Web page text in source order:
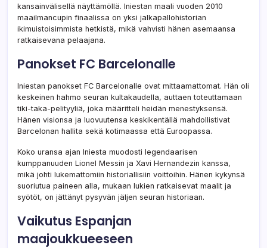
kansainvälisellä näyttämöllä. Iniestan maali vuoden 2010
maailmancupin finaalissa on yksi jalkapallohistorian
ikimuistoisimmista hetkistä, mikä vahvisti hänen asemaansa
ratkaisevana pelaajana.
Panokset FC Barcelonalle
Iniestan panokset FC Barcelonalle ovat mittaamattomat. Hän oli
keskeinen hahmo seuran kultakaudella, auttaen toteuttamaan
tiki-taka-pelityyliä, joka määritteli heidän menestyksensä.
Hänen visionsa ja luovuutensa keskikentällä mahdollistivat
Barcelonan hallita sekä kotimaassa että Euroopassa.
Koko uransa ajan Iniesta muodosti legendaarisen
kumppanuuden Lionel Messin ja Xavi Hernandezin kanssa,
mikä johti lukemattomiin historiallisiin voittoihin. Hänen kykynsä
suoriutua paineen alla, mukaan lukien ratkaisevat maalit ja
syötöt, on jättänyt pysyvän jäljen seuran historiaan.
Vaikutus Espanjan
maajoukkueeseen